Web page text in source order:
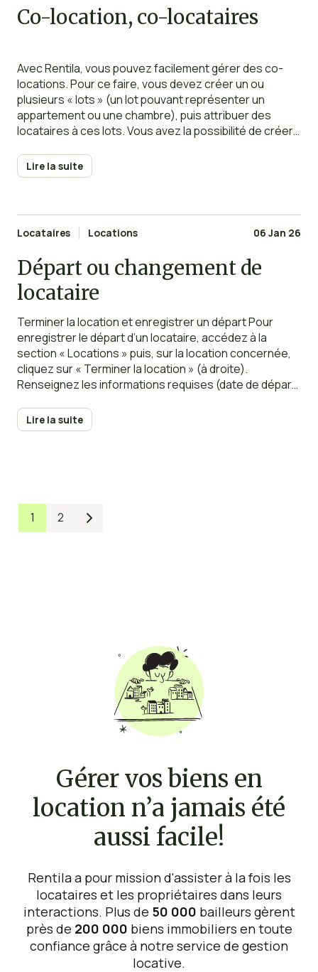
Co-location, co-locataires
Avec Rentila, vous pouvez facilement gérer des co-
locations. Pour ce faire, vous devez créer un ou
plusieurs « lots » (un lot pouvant représenter un
appartement ou une chambre), puis attribuer des
locataires à ces lots. Vous avez la possibilité de créer
un lot est loué à plusieurs locataires.
Lire la suite
Locataires Locations 06 Jan 26
Départ ou changement de
locataire
Terminer la location et enregistrer un départ Pour
enregistrer le départ d’un locataire, accédez à la
section « Locations » puis, sur la location concernée,
cliquez sur « Terminer la location » (à droite).
Renseignez les informations requises (date de départ,
nouvelle adresse), puis cliquez sur « Sauvegarder ».
Une fois le
Lire la suite
1 2 
Gérer vos biens en
location n’a jamais été
aussi facile!
Rentila a pour mission d'assister à la fois les
locataires et les propriétaires dans leurs
interactions. Plus de 50 000 bailleurs gèrent
près de 200 000 biens immobiliers en toute
confiance grâce à notre service de gestion
locative.